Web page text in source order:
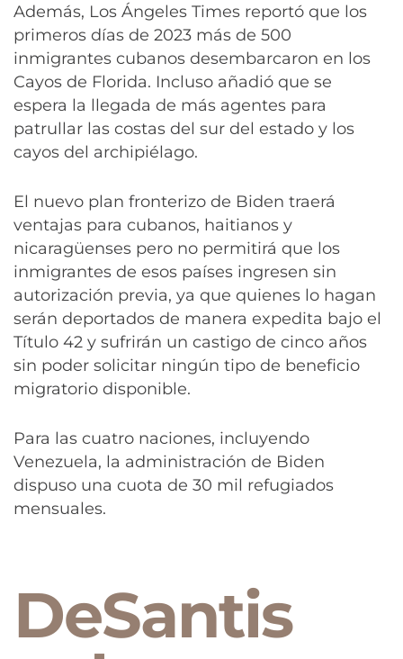
Además, Los Ángeles Times reportó que los
primeros días de 2023 más de 500
inmigrantes cubanos desembarcaron en los
Cayos de Florida. Incluso añadió que se
espera la llegada de más agentes para
patrullar las costas del sur del estado y los
cayos del archipiélago.
El nuevo plan fronterizo de Biden traerá
ventajas para cubanos, haitianos y
nicaragüenses pero no permitirá que los
inmigrantes de esos países ingresen sin
autorización previa, ya que quienes lo hagan
serán deportados de manera expedita bajo el
Título 42 y sufrirán un castigo de cinco años
sin poder solicitar ningún tipo de beneficio
migratorio disponible.
Para las cuatro naciones, incluyendo
Venezuela, la administración de Biden
dispuso una cuota de 30 mil refugiados
mensuales.
DeSantis